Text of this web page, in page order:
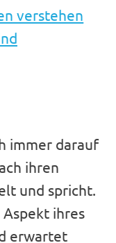
verstehen
immer darauf
ihren
und spricht.
ihres
erwartet